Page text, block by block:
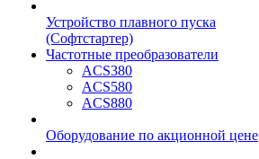
Устройство плавного пуска
(Софтстартер)
Частотные преобразователи
ACS380
ACS580
ACS880
Оборудование по акционной цене